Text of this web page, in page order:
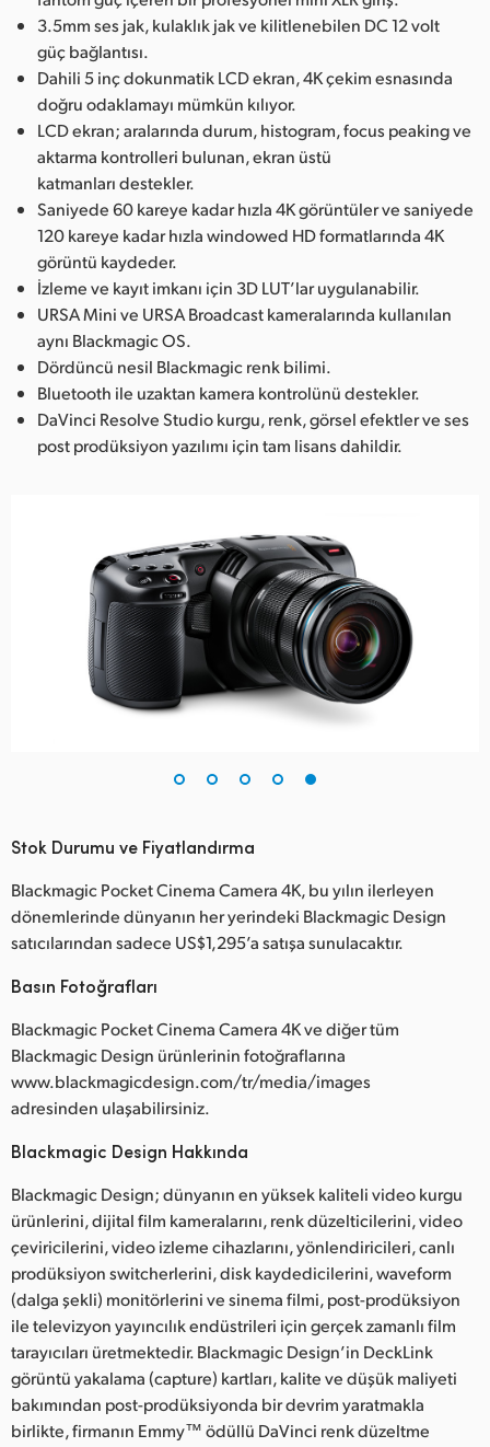
3.5mm ses jak, kulaklık jak ve kilitlenebilen DC 12 volt
güç bağlantısı.
Dahili 5 inç dokunmatik LCD ekran, 4K çekim esnasında
doğru odaklamayı mümkün kılıyor.
LCD ekran; aralarında durum, histogram, focus peaking ve
aktarma kontrolleri bulunan, ekran üstü
katmanları destekler.
Saniyede 60 kareye kadar hızla 4K görüntüler ve saniyede
120 kareye kadar hızla windowed HD formatlarında 4K
görüntü kaydeder.
İzleme ve kayıt imkanı için 3D LUT’lar uygulanabilir.
URSA Mini ve URSA Broadcast kameralarında kullanılan
aynı Blackmagic OS.
Dördüncü nesil Blackmagic renk bilimi.
Bluetooth ile uzaktan kamera kontrolünü destekler.
DaVinci Resolve Studio kurgu, renk, görsel efektler ve ses
post prodüksiyon yazılımı için tam lisans dahildir.
Stok Durumu ve Fiyatlandırma
Blackmagic Pocket Cinema Camera 4K, bu yılın ilerleyen
dönemlerinde dünyanın her yerindeki Blackmagic Design
satıcılarından sadece US$1,295’a satışa sunulacaktır.
Basın Fotoğrafları
Blackmagic Pocket Cinema Camera 4K ve diğer tüm
Blackmagic Design ürünlerinin fotoğraflarına
www.blackmagicdesign.com/tr/media/images
adresinden ulaşabilirsiniz.
Blackmagic Design Hakkında
Blackmagic Design; dünyanın en yüksek kaliteli video kurgu
ürünlerini, dijital film kameralarını, renk düzelticilerini, video
çeviricilerini, video izleme cihazlarını, yönlendiricileri, canlı
prodüksiyon switcherlerini, disk kaydedicilerini, waveform
(dalga şekli) monitörlerini ve sinema filmi, post-prodüksiyon
ile televizyon yayıncılık endüstrileri için gerçek zamanlı film
tarayıcıları üretmektedir. Blackmagic Design’in DeckLink
görüntü yakalama (capture) kartları, kalite ve düşük maliyeti
bakımından post-prodüksiyonda bir devrim yaratmakla
birlikte, firmanın Emmy™ ödüllü DaVinci renk düzeltme